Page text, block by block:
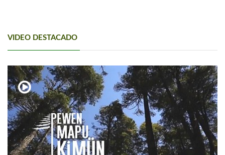
VIDEO DESTACADO